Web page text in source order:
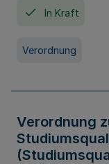
In Kraft
Verordnung
Verordnung